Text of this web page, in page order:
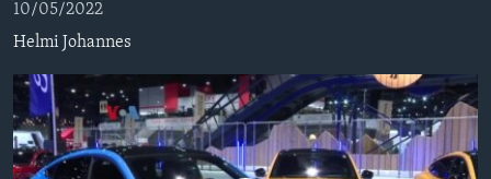
Utama
Lanjut
Pencarian
Learning English
IKUTI KAMI
10/05/2022
Helmi Johannes